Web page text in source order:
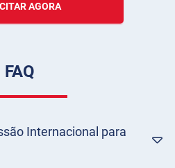
AGORA
FAQ
Internacional para